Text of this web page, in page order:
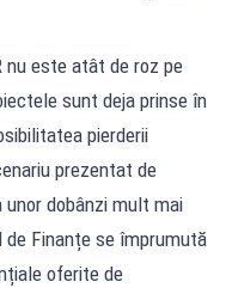
nu este atât de roz pe
sunt deja prinse în
pierderii
prezentat de
unor dobânzi mult mai
Finanțe se împrumută
oferite de